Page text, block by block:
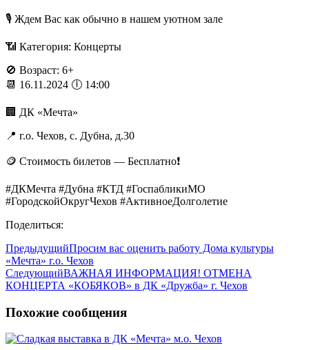
🎙️ Ждем Вас как обычно в нашем уютном зале
📶 Категория: Концерты
🚫 Возраст: 6+
📆 16.11.2024 🕕 14:00
🏢 ДК «Мечта»
📍 г.о. Чехов, с. Дубна, д.30
🪙 Стоимость билетов — Бесплатно❗️
#ДКМечта #Дубна #КТД #ГоспабликиМО
#ГородскойОкругЧехов #АктивноеДолголетие
Поделиться:
ПредыдущийПросим вас оценить работу Дома культуры
«Мечта» г.о. Чехов
СледующийВАЖНАЯ ИНФОРМАЦИЯ! ОТМЕНА
КОНЦЕРТА «КОБЯКОВ» в ДК «Дружба» г. Чехов
Похожие сообщения